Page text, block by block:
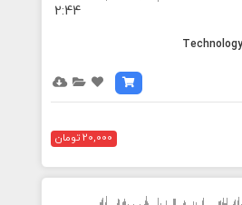
2:44
20,000 تومان